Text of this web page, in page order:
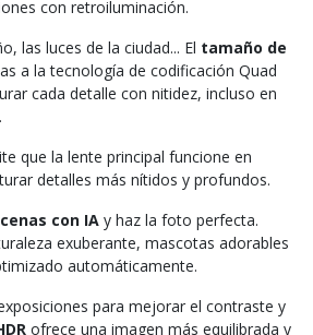
con retroiluminación.
las luces de la ciudad... El tamaño de
a la tecnología de codificación Quad
cada detalle con nitidez, incluso en
que la lente principal funcione en
detalles más nítidos y profundos.
con IA y haz la foto perfecta.
exuberante, mascotas adorables
automáticamente.
para mejorar el contraste y
ofrece una imagen más equilibrada y